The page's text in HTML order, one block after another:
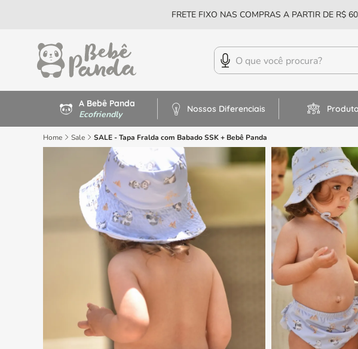
FRETE FIXO NAS COMPRAS A PARTIR DE R$
A Bebê Panda
Ecofriendly Nossos Diferenciais
Home Sale SALE - Tapa Fralda com Babado SSK + Bebê Panda